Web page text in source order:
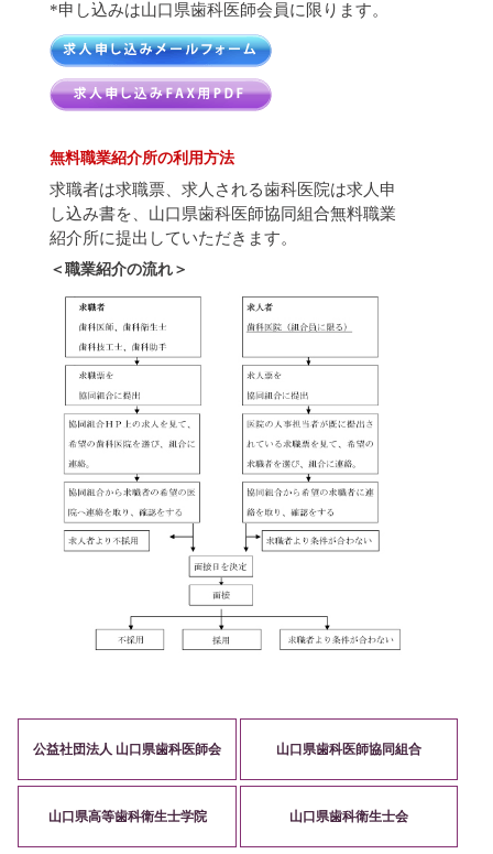
*申し込みは山口県歯科医師会員に限ります。
無料職業紹介所の利用方法
求職者は求職票、求人される歯科医院は求人申
し込み書を、山口県歯科医師協同組合無料職業
紹介所に提出していただきます。
＜職業紹介の流れ＞
公益社団法人 山口県歯科医師会 山口県歯科医師協同組合
山口県高等歯科衛生士学院 山口県歯科衛生士会